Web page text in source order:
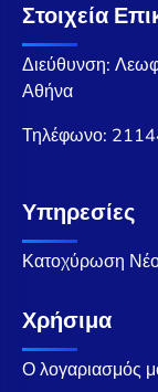
Στοιχεία
Διεύθυνση:
Αθήνα
Τηλέφωνο:
Υπηρεσίες
Κατοχύρωση
Χρήσιμα
Ο λογαριασμός